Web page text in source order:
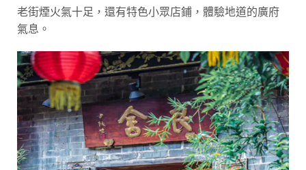
老街煙火氣十足，還有特色小眾店鋪，體驗地道的廣府
氣息。